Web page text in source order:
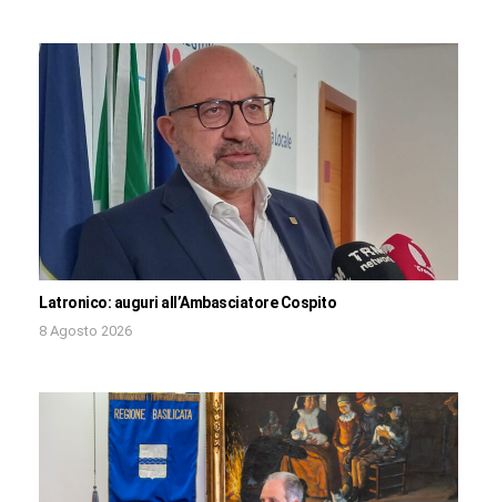
Latronico: auguri all’Ambasciatore Cospito
8 Agosto 2026